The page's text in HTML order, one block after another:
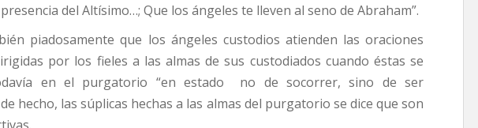
del Altísimo…; Que los ángeles te lleven al seno de Abraham”.
piadosamente que los ángeles custodios atienden las oraciones
por los fieles a las almas de sus custodiados cuando éstas se
en el purgatorio “en estado no de socorrer, sino de ser
hecho, las súplicas hechas a las almas del purgatorio se dice que son